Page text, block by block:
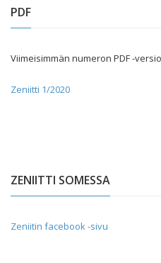
PDF
Viimeisimmän numeron PDF -versio
Zeniitti 1/2020
ZENIITTI SOMESSA
Zeniitin facebook -sivu